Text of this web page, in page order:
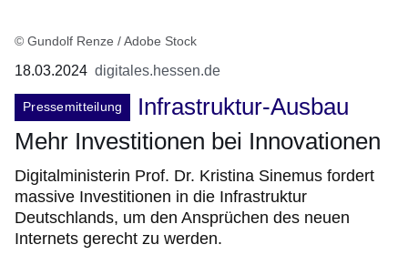
© Gundolf Renze / Adobe Stock
18.03.2024 digitales.hessen.de
Pressemitteilung
Infrastruktur-Ausbau
Mehr Investitionen bei Innovationen
Digitalministerin Prof. Dr. Kristina Sinemus fordert
massive Investitionen in die Infrastruktur
Deutschlands, um den Ansprüchen des neuen
Internets gerecht zu werden.